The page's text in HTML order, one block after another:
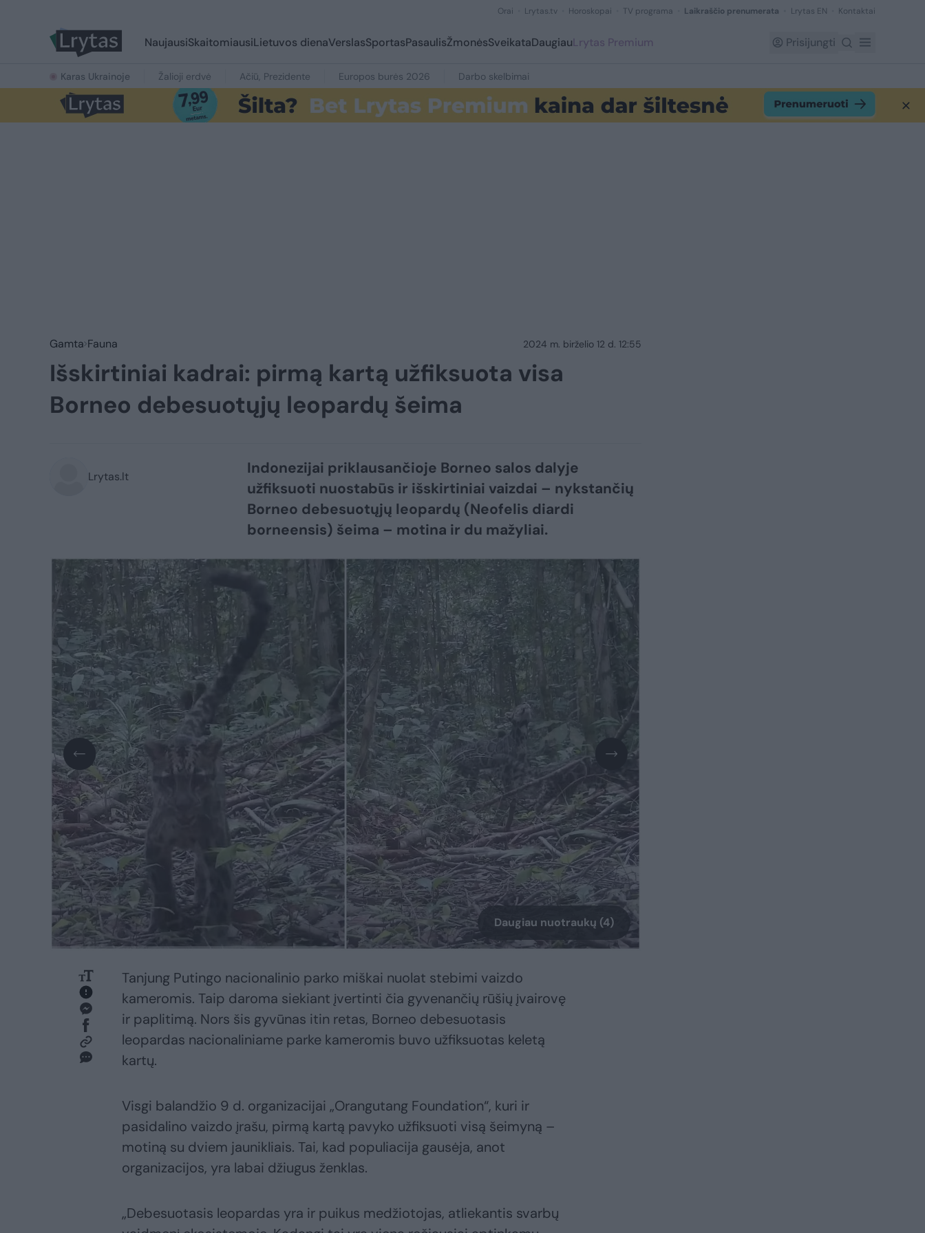
Orai Lrytas.tv Horoskopai TV programa Laikraščio prenumerata Lrytas EN Kontaktai
NaujausiSkaitomiausiLietuvos dienaVerslasSportasPasaulisŽmonėsSveikataDaugiauLrytas Premium Prisijungti
Karas Ukrainoje Žalioji erdvė Ačiū, Prezidente Europos burės 2026 Darbo skelbimai
Gamta Fauna 2024 m. birželio 12 d. 12:55
Išskirtiniai kadrai: pirmą kartą užfiksuota visa
Borneo debesuotųjų leopardų šeima
Lrytas.lt
Indonezijai priklausančioje Borneo salos dalyje
užfiksuoti nuostabūs ir išskirtiniai vaizdai – nykstančių
Borneo debesuotųjų leopardų (Neofelis diardi
borneensis) šeima – motina ir du mažyliai.
Daugiau nuotraukų (4)
Tanjung Putingo nacionalinio parko miškai nuolat stebimi vaizdo
kameromis. Taip daroma siekiant įvertinti čia gyvenančių rūšių įvairovę
ir paplitimą. Nors šis gyvūnas itin retas, Borneo debesuotasis
leopardas nacionaliniame parke kameromis buvo užfiksuotas keletą
kartų.
Visgi balandžio 9 d. organizacijai „Orangutang Foundation“, kuri ir
pasidalino vaizdo įrašu, pirmą kartą pavyko užfiksuoti visą šeimyną –
motiną su dviem jaunikliais. Tai, kad populiacija gausėja, anot
organizacijos, yra labai džiugus ženklas.
„Debesuotasis leopardas yra ir puikus medžiotojas, atliekantis svarbų